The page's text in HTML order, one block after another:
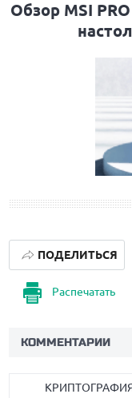
Обзор MSI
Распечатать
ПОДЕЛИТЬСЯ
КОММЕНТАРИИ